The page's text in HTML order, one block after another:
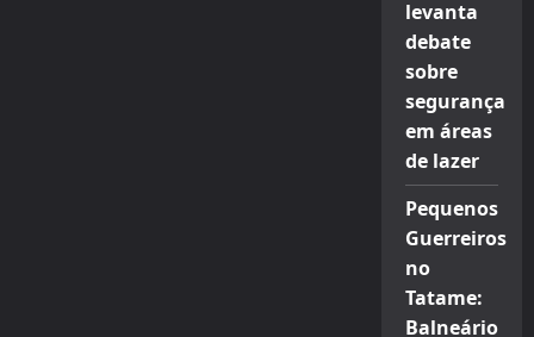
levanta
debate
sobre
segurança
em áreas
de lazer
Pequenos
Guerreiros
no
Tatame:
Balneário